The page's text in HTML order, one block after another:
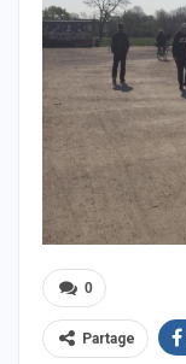
0
Partage